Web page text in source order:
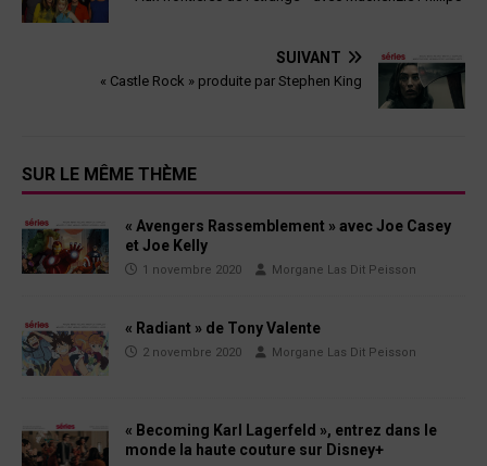
SUIVANT
« Castle Rock » produite par Stephen King
SUR LE MÊME THÈME
« Avengers Rassemblement » avec Joe Casey
et Joe Kelly
1 novembre 2020 Morgane Las Dit Peisson
« Radiant » de Tony Valente
2 novembre 2020 Morgane Las Dit Peisson
« Becoming Karl Lagerfeld », entrez dans le
monde la haute couture sur Disney+